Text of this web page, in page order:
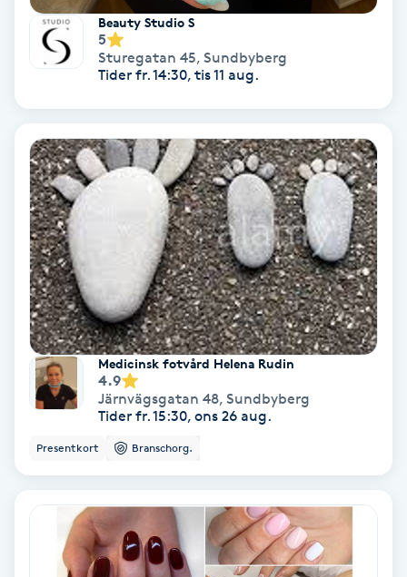
Fransförlängning
Fransförlängning Megavolym
Fransförlängning Volym
Fransk manikyr
Fransrengöring
Frekvensterapi
Friskvård
Friskvårdsmassage
Frisör
Färgning
Beauty Studio S
5
Sturegatan 45, Sundbyberg
Tider fr. 14:30, tis 11 aug.
Medicinsk fotvård Helena Rudin
4.9
Järnvägsgatan 48, Sundbyberg
Tider fr. 15:30, ons 26 aug.
Presentkort Branschorg.